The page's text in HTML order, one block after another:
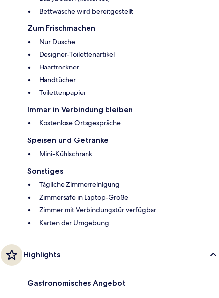
Bettwäsche wird bereitgestellt
Zum Frischmachen
Nur Dusche
Designer-Toilettenartikel
Haartrockner
Handtücher
Toilettenpapier
Immer in Verbindung bleiben
Kostenlose Ortsgespräche
Speisen und Getränke
Mini-Kühlschrank
Sonstiges
Tägliche Zimmerreinigung
Zimmersafe in Laptop-Größe
Zimmer mit Verbindungstür verfügbar
Karten der Umgebung
Highlights
Gastronomisches Angebot